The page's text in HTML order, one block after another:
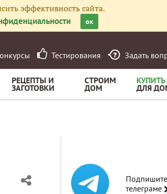
эффективность сайта.
ок
Тестирования Задать
РЕЦЕПТЫ И
ЗАГОТОВКИ
СТРОИМ
ДОМ ДЛЯ
телеграме